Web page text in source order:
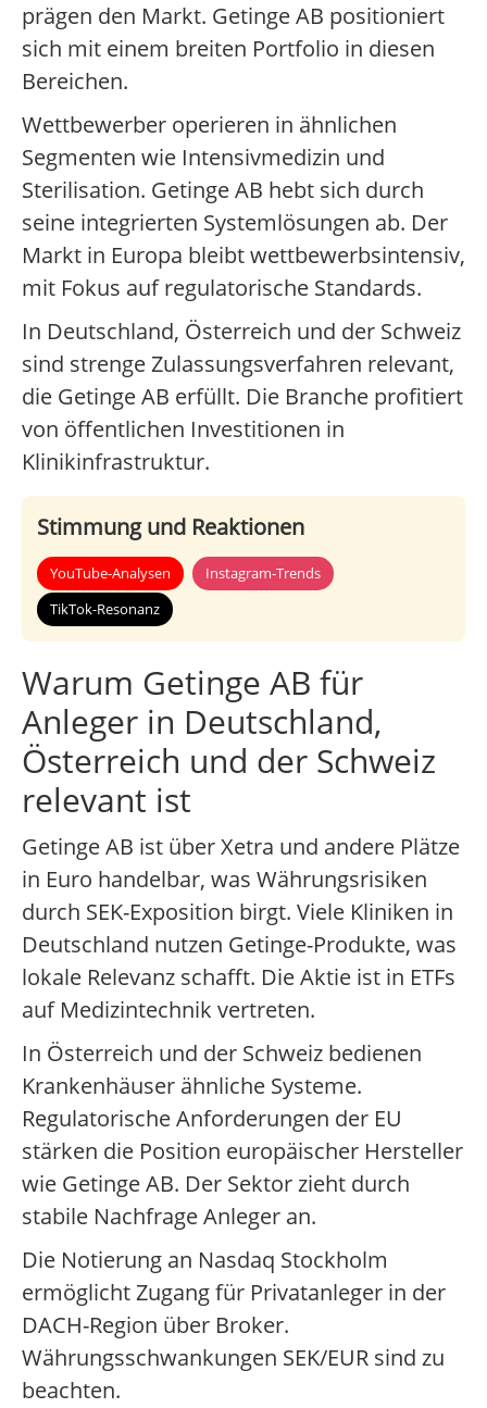
prägen den Markt. Getinge AB positioniert
sich mit einem breiten Portfolio in diesen
Bereichen.
Wettbewerber operieren in ähnlichen
Segmenten wie Intensivmedizin und
Sterilisation. Getinge AB hebt sich durch
seine integrierten Systemlösungen ab. Der
Markt in Europa bleibt wettbewerbsintensiv,
mit Fokus auf regulatorische Standards.
In Deutschland, Österreich und der Schweiz
sind strenge Zulassungsverfahren relevant,
die Getinge AB erfüllt. Die Branche profitiert
von öffentlichen Investitionen in
Klinikinfrastruktur.
Stimmung und Reaktionen
YouTube-Analysen
Instagram-Trends
TikTok-Resonanz
Warum Getinge AB für
Anleger in Deutschland,
Österreich und der Schweiz
relevant ist
Getinge AB ist über Xetra und andere Plätze
in Euro handelbar, was Währungsrisiken
durch SEK-Exposition birgt. Viele Kliniken in
Deutschland nutzen Getinge-Produkte, was
lokale Relevanz schafft. Die Aktie ist in ETFs
auf Medizintechnik vertreten.
In Österreich und der Schweiz bedienen
Krankenhäuser ähnliche Systeme.
Regulatorische Anforderungen der EU
stärken die Position europäischer Hersteller
wie Getinge AB. Der Sektor zieht durch
stabile Nachfrage Anleger an.
Die Notierung an Nasdaq Stockholm
ermöglicht Zugang für Privatanleger in der
DACH-Region über Broker.
Währungsschwankungen SEK/EUR sind zu
beachten.